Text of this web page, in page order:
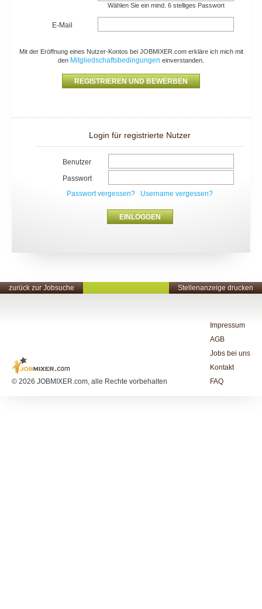
Wählen Sie ein mind. 6 stelliges Passwort
E-Mail
Mit der Eröffnung eines Nutzer-Kontos bei JOBMIXER.com erkläre ich mich mit
den Mitgliedschaftsbedingungen einverstanden.
Login für registrierte Nutzer
Benutzer
Passwort
Passwort vergessen?
Username vergessen?
zurück zur Jobsuche Stellenanzeige drucken
© 2026 JOBMIXER.com, alle Rechte vorbehalten
Impressum
AGB
Jobs bei uns
Kontakt
FAQ